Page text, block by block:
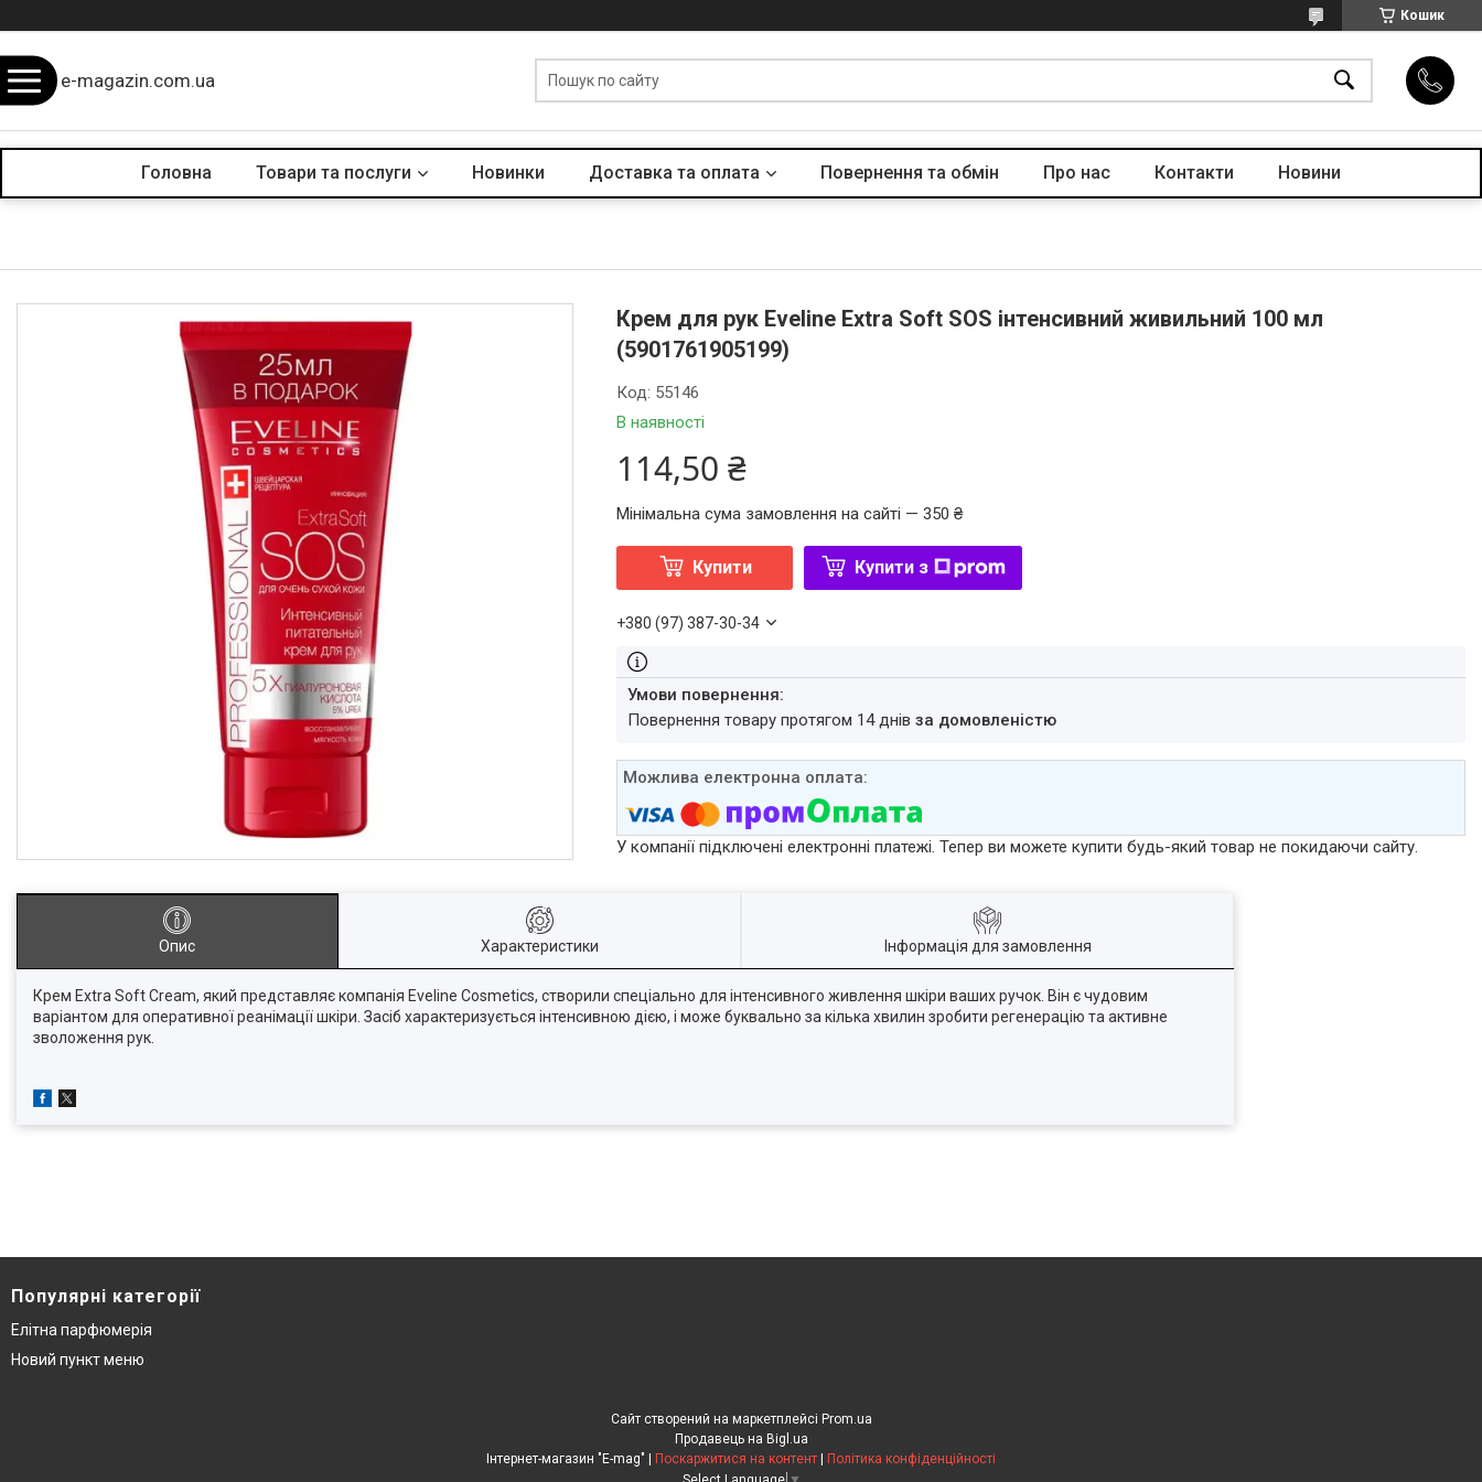
Кошик
e-magazin.com.ua
Головна Товари та послуги Новинки Доставка та оплата Повернення та обмін Про нас Контакти Новини
Крем для рук Eveline Extra Soft SOS інтенсивний живильний 100 мл
(5901761905199)
В наявності
Код: 55146
114,50 ₴
Мінімальна сума замовлення на сайті — 350 ₴
Купити Купити з
+380 (97) 387-30-34
повернення товару протягом 14 днівза домовленістю
У компанії підключені електронні платежі. Тепер ви можете купити будь-який товар не покидаючи сайту.
Опис Характеристики Інформація для замовлення
Крем Extra Soft Cream, який представляє компанія Eveline Cosmetics, створили спеціально для інтенсивного живлення шкіри ваших ручок. Він є чудовим
варіантом для оперативної реанімації шкіри. Засіб характеризується інтенсивною дією, і може буквально за кілька хвилин зробити регенерацію та активне
зволоження рук.
Популярні категорії
Елітна парфюмерія
Новий пункт меню
Сайт створений на маркетплейсі Prom.ua
Продавець на Bigl.ua
Поскаржитися на контент
Політика конфіденційності